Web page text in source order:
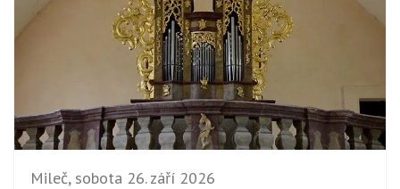
Mileč, sobota 26. září 2026